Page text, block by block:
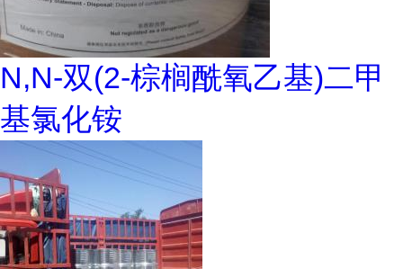
N,N-双(2-棕榈酰氧乙基)二甲
基氯化铵